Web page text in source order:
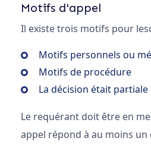
Motifs d'appel
Il existe trois motifs pour
Motifs personnels ou
Motifs de procédure
La décision était
Le requérant doit être en
appel répond à au moins un